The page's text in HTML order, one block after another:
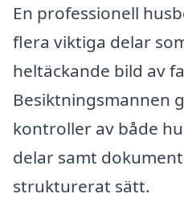
En professionell
flera viktiga delar
heltäckande bild av
Besiktningsmannen
kontroller av både
delar samt
strukturerat sätt.